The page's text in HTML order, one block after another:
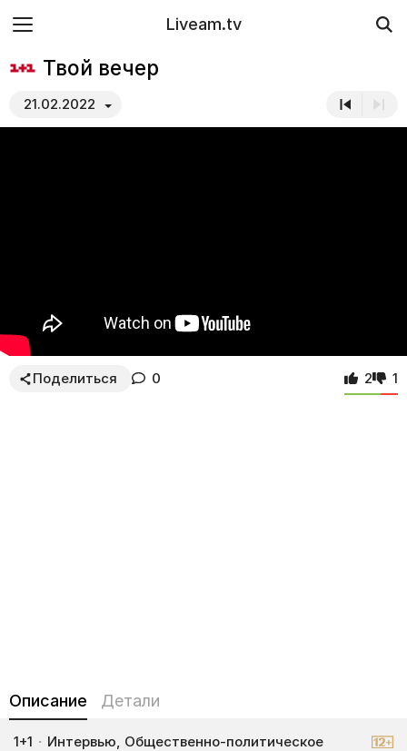
Liveam.tv
Твой вечер
21.02.2022
Поделиться 0 2 1
Описание Детали
1+1 · Интервью, Общественно-политическое